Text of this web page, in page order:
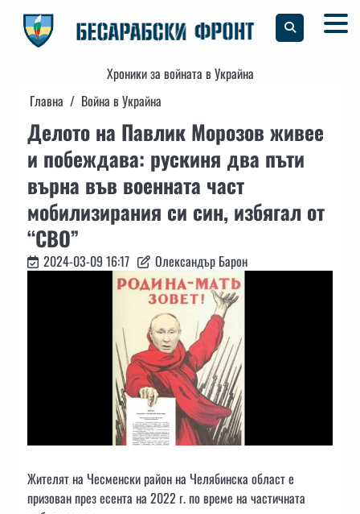
content
Хроники за войната в Украйна
Главна
Война в Украйна
Делото на Павлик Морозов живее
и побеждава: рускиня два пъти
върна във военната част
мобилизирания си син, избягал от
“СВО”
2024-03-09 16:17 Олександър Барон
Жителят на Чесменски район на Челябинска област е
призован през есента на 2022 г. по време на частичната